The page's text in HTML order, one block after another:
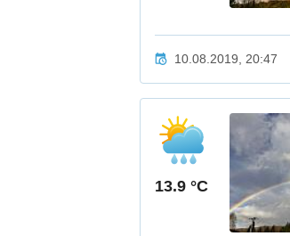
10.08.2019, 20:47
13.9 °C